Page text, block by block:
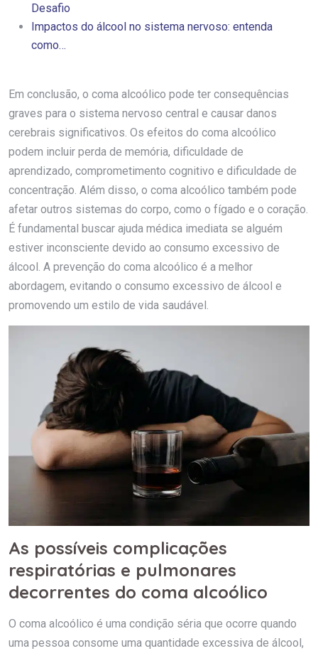
Desafio
Impactos do álcool no sistema nervoso: entenda
como…
Em conclusão, o coma alcoólico pode ter consequências
graves para o sistema nervoso central e causar danos
cerebrais significativos. Os efeitos do coma alcoólico
podem incluir perda de memória, dificuldade de
aprendizado, comprometimento cognitivo e dificuldade de
concentração. Além disso, o coma alcoólico também pode
afetar outros sistemas do corpo, como o fígado e o coração.
É fundamental buscar ajuda médica imediata se alguém
estiver inconsciente devido ao consumo excessivo de
álcool. A prevenção do coma alcoólico é a melhor
abordagem, evitando o consumo excessivo de álcool e
promovendo um estilo de vida saudável.
As possíveis complicações
respiratórias e pulmonares
decorrentes do coma alcoólico
O coma alcoólico é uma condição séria que ocorre quando
uma pessoa consome uma quantidade excessiva de álcool,